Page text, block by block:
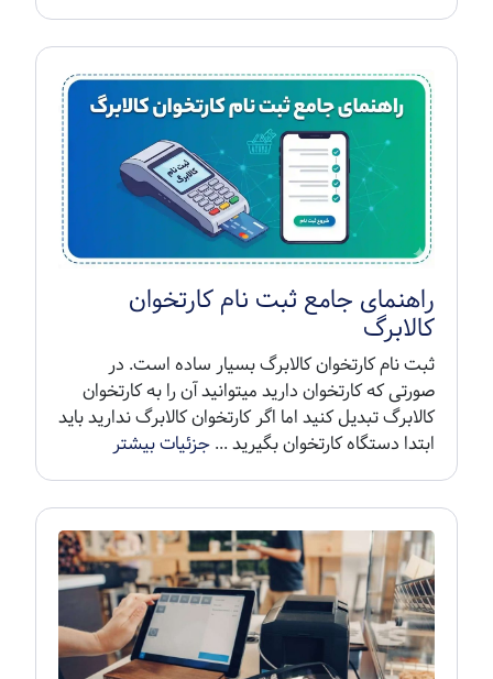
راهنمای جامع ثبت نام کارتخوان
کالابرگ
ثبت نام کارتخوان کالابرگ بسیار ساده است. در
صورتی که کارتخوان دارید میتوانید آن را به کارتخوان
کالابرگ تبدیل کنید اما اگر کارتخوان کالابرگ ندارید باید
ابتدا دستگاه کارتخوان بگیرید ...جزئیات بیشتر